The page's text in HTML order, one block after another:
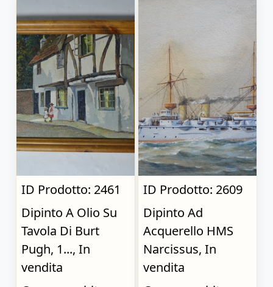
ID Prodotto: 2461
Dipinto A Olio Su
Tavola Di Burt
Pugh, 1..., In
vendita
ID Prodotto: 2609
Dipinto Ad
Acquerello HMS
Narcissus, In
vendita